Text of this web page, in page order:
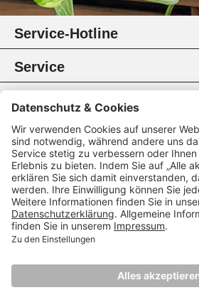
Service-Hotline
Service
Information
Rechtliches
Zahlungsmethoden
Zertifikate
Folgen Sie uns